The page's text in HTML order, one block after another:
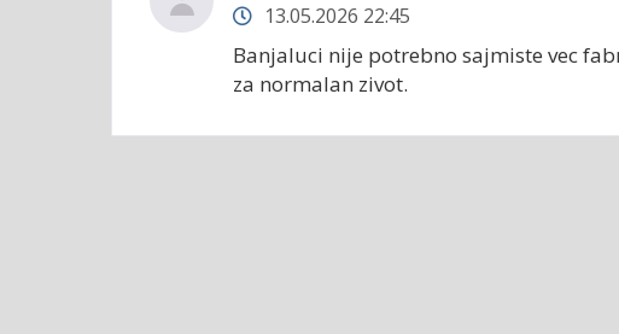
13.05.2026 22:45
Banjaluci nije potrebno sajmiste vec
za normalan zivot.